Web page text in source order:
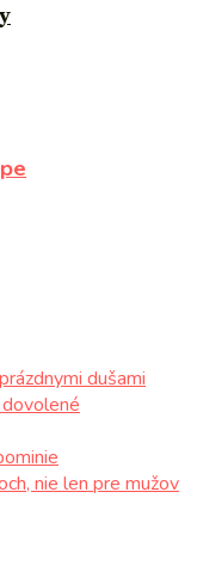
dušami
nie len pre mužov